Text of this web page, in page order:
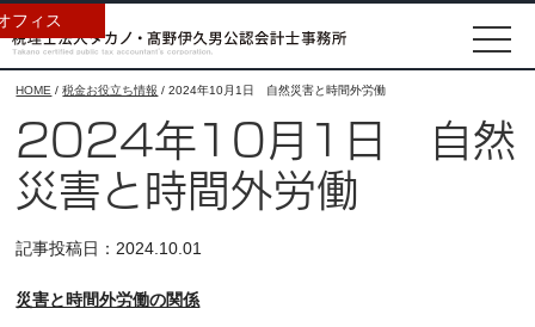
フィス
HOME /税金お役立ち情報 /2024年10月1日 自然災害と時間外労働
2024年10月1日 自然
災害と時間外労働
記事投稿日：2024.10.01
災害と時間外労働の関係